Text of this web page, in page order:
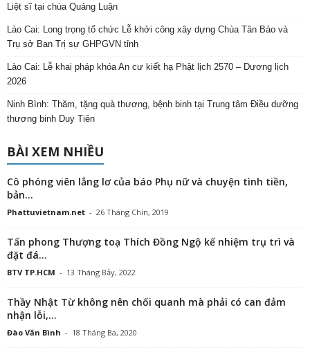
Liệt sĩ tại chùa Quảng Luận
Lào Cai: Long trọng tổ chức Lễ khởi công xây dựng Chùa Tân Bảo và
Trụ sở Ban Trị sự GHPGVN tỉnh
Lào Cai: Lễ khai pháp khóa An cư kiết hạ Phật lịch 2570 – Dương lịch
2026
Ninh Bình: Thăm, tặng quà thương, bệnh binh tại Trung tâm Điều dưỡng
thương binh Duy Tiên
BÀI XEM NHIỀU
Cô phóng viên lẳng lơ của báo Phụ nữ và chuyện tình tiền,
bản...
Phattuvietnam.net - 26 Tháng Chín, 2019
Tấn phong Thượng toạ Thích Đồng Ngộ kế nhiệm trụ trì và
đặt đá...
BTV TP.HCM - 13 Tháng Bảy, 2022
Thầy Nhật Từ không nên chối quanh mà phải có can đảm
nhận lỗi,...
Đào Văn Bình - 18 Tháng Ba, 2020